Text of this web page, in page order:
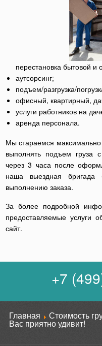
перестановка бытовой
аутсорсинг;
подъем/разгрузка/
офисный, квартирный,
услуги работников на
аренда персонала.
Мы стараемся максимально
выполнять подъем груза
через 3 часа после
наша выездная
выполнению заказа.
За более подробной
предоставляемые услуги
сайт.
+7
Главная Стоимость
Вас приятно удивит!